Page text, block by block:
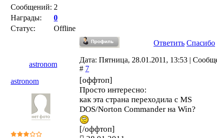
Сообщений: 2
Награды:
0
Статус:
Offline
Ответить Спасибо
astronom
Дата: Пятница, 28.01.2011, 13:53 |
# 7
astronom
[оффтоп]
Просто интересно:
как эта страна переходила с MS
DOS/Norton Commander на Win?
[/оффтоп]